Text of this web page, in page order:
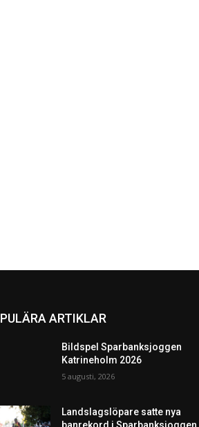
ARTIKLAR
Bildspel Sparbanksjoggen
Katrineholm 2026
5 augusti, 2026
Landslagslöpare satte nya